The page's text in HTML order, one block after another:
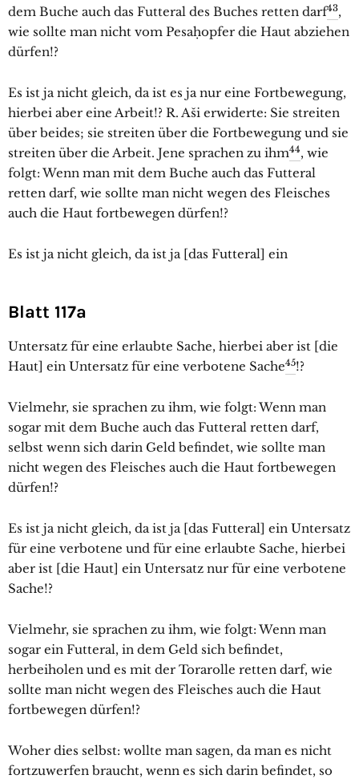
dem Buche auch das Futteral des Buches retten darf43,
wie sollte man nicht vom Pesaḥopfer die Haut abziehen
dürfen!?
Es ist ja nicht gleich, da ist es ja nur eine Fortbewegung,
hierbei aber eine Arbeit!? R. Aši erwiderte: Sie streiten
über beides; sie streiten über die Fortbewegung und sie
streiten über die Arbeit. Jene sprachen zu ihm44, wie
folgt: Wenn man mit dem Buche auch das Futteral
retten darf, wie sollte man nicht wegen des Fleisches
auch die Haut fortbewegen dürfen!?
Es ist ja nicht gleich, da ist ja [das Futteral] ein
Blatt 117a
Untersatz für eine erlaubte Sache, hierbei aber ist [die
Haut] ein Untersatz für eine verbotene Sache45!?
Vielmehr, sie sprachen zu ihm, wie folgt: Wenn man
sogar mit dem Buche auch das Futteral retten darf,
selbst wenn sich darin Geld befindet, wie sollte man
nicht wegen des Fleisches auch die Haut fortbewegen
dürfen!?
Es ist ja nicht gleich, da ist ja [das Futteral] ein Untersatz
für eine verbotene und für eine erlaubte Sache, hierbei
aber ist [die Haut] ein Untersatz nur für eine verbotene
Sache!?
Vielmehr, sie sprachen zu ihm, wie folgt: Wenn man
sogar ein Futteral, in dem Geld sich befindet,
herbeiholen und es mit der Torarolle retten darf, wie
sollte man nicht wegen des Fleisches auch die Haut
fortbewegen dürfen!?
Woher dies selbst: wollte man sagen, da man es nicht
fortzuwerfen braucht, wenn es sich darin befindet, so